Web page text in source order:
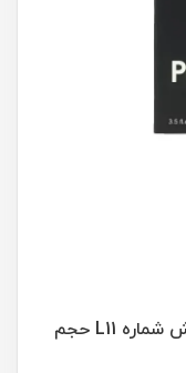
رنگ مو کاترومر گروه لوکس رنگ بنفش شماره L11 حجم